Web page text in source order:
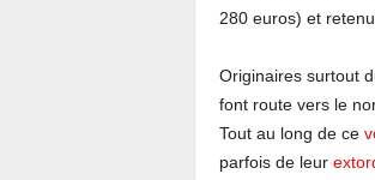
280 euros) et
Originaires surtout
font route vers le
Tout au long de ce
parfois de leur